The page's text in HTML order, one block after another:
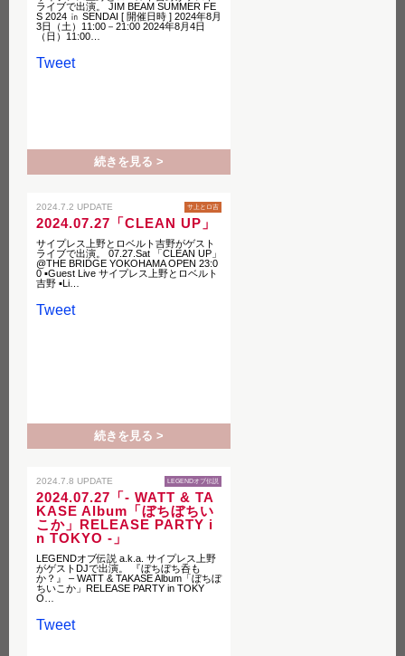
ライブで出演。 JIM BEAM SUMMER FE
S 2024 ㏌ SENDAI [ 開催日時 ] 2024年8月
3日（土）11:00－21:00 2024年8月4日
（日）11:00…
Tweet
続きを見る >
2024.7.2 UPDATE サ上とロ吉
2024.07.27「CLEAN UP」
サイプレス上野とロベルト吉野がゲスト
ライブで出演。 07.27.Sat 「CLEAN UP」
@THE BRIDGE YOKOHAMA OPEN 23:0
0 ▪︎Guest Live サイプレス上野とロベルト
吉野 ▪︎Li…
Tweet
続きを見る >
2024.7.8 UPDATE LEGENDオブ伝説
2024.07.27「- WATT & TA
KASE Album「ぼちぼちい
こか」RELEASE PARTY i
n TOKYO -」
LEGENDオブ伝説 a.k.a. サイプレス上野
がゲストDJで出演。 『ぼちぼち呑も
か？』 – WATT & TAKASE Album「ぼちぼ
ちいこか」RELEASE PARTY in TOKY
O…
Tweet